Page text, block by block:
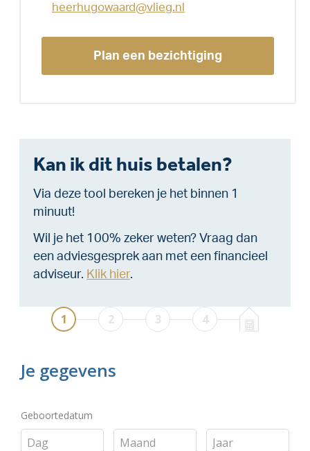
heerhugowaard@vlieg.nl
Plan een bezichtiging
Kan ik dit huis betalen?
Via deze tool bereken je het binnen 1
minuut!
Wil je het 100% zeker weten? Vraag dan
een adviesgesprek aan met een financieel
adviseur. Klik hier.